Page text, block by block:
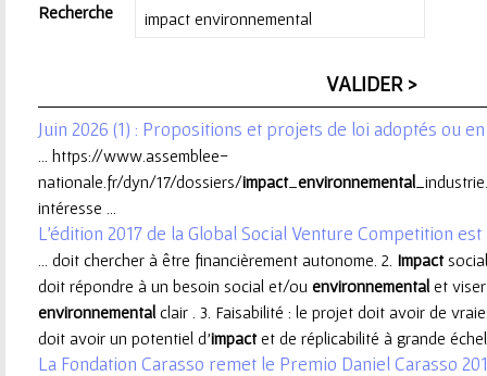
r
r
e
u
r
Recherche
Juin 2026 (1) : Propositions et projets de loi adoptés ou
... https://www.assemblee-
nationale.fr/dyn/17/dossiers/impact_ environnemental
intéresse ...
L'édition 2017 de la Global Social Venture Competition
... doit chercher à être financièrement autonome. 2. Impact
doit répondre à un besoin social et/ou environnemental et
environnemental clair . 3. Faisabilité : le projet doit avoir de
doit avoir un potentiel d’impactet de réplicabilité à grande
La Fondation Carasso remet le Premio Daniel Carasso